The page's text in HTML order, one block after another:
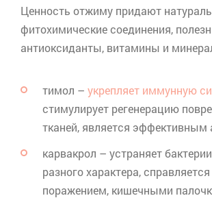
Ценность отжиму придают
фитохимическиесоединения,
антиоксиданты, витамины и
тимол – укрепляет иммунную
стимулирует регенерацию
тканей, является эффективным
карвакрол – устраняет
разного характера,
поражением, кишечными